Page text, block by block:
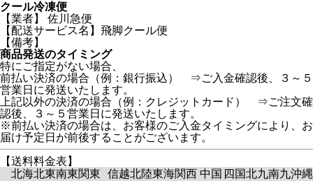
クール冷凍便
【業者】 佐川急便
【配送サービス名】飛脚クール便
【備考】
商品発送のタイミング
特にご指定がない場合、
前払い決済の場合（例：銀行振込） ⇒ご入金確認後、３～５
営業日に発送いたします。
上記以外の決済の場合（例：クレジットカード） ⇒ご注文確
認後、３～５営業日に発送いたします。
※前払い決済の場合は、お客様のご入金タイミングにより、お
届け予定日が前後することがございます。
【送料料金表】
北海北東南東関東 信越北陸東海関西 中国 四国北九南九沖縄